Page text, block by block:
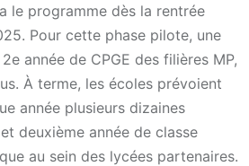
le programme dès la rentrée
Pour cette phase pilote, une
année de CPGE des filières MP,
À terme, les écoles prévoient
année plusieurs dizaines
deuxième année de classe
au sein des lycées partenaires.